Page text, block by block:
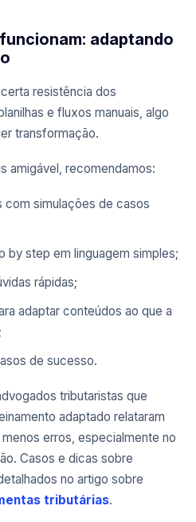
adaptando
resistência dos
e fluxos manuais, algo
transformação.
amigável, recomendamos:
com simulações de casos
by step em linguagem simples;
rápidas;
adaptar conteúdos ao que a
de sucesso.
tributaristas que
adaptado relataram
erros, especialmente no
Casos e dicas sobre
no artigo sobre
tributárias.